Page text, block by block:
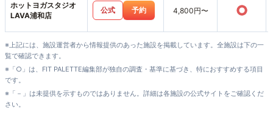
ホットヨガスタジオ
LAVA浦和店
公式 予約 4,800円〜 ○
※上記には、施設運営者から情報提供のあった施設を掲載しています。全施設は下の一
覧で確認できます。
※「○」は、FIT PALETTE編集部が独自の調査・基準に基づき、特におすすめする項目
です。
※「－」は未提供を示すものではありません。詳細は各施設の公式サイトをご確認くだ
さい。